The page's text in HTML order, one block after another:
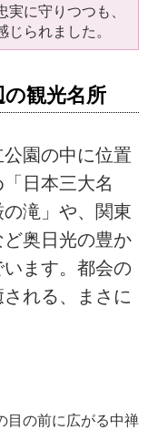
に守りつつも、
られました。
観光名所
園の中に位置
日本三大名
滝」や、関東
奥日光の豊か
ます。都会の
れる、まさに
目の前に広がる中禅